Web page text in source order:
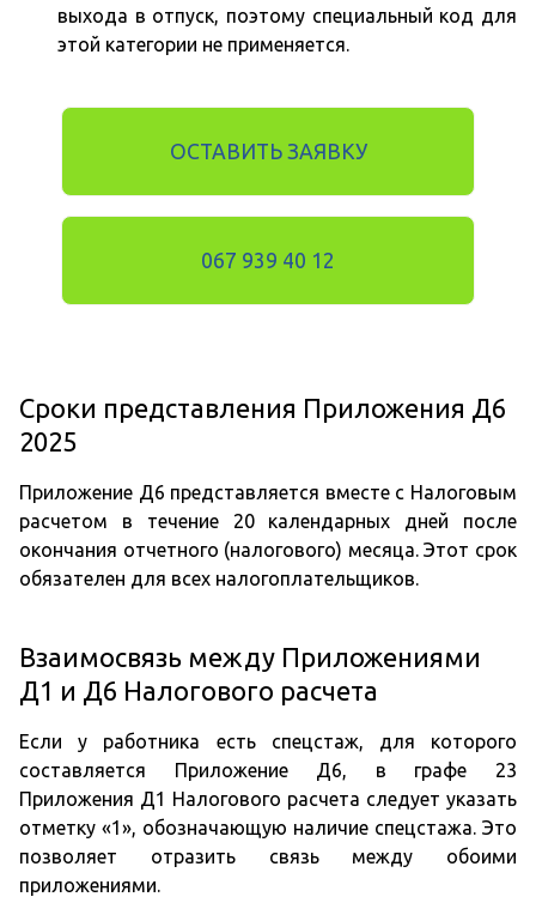
выхода в отпуск, поэтому специальный код для
этой категории не применяется.
ОСТАВИТЬ ЗАЯВКУ
067 939 40 12
Сроки представления Приложения Д6
2025
Приложение Д6 представляется вместе с Налоговым
расчетом в течение 20 календарных дней после
окончания отчетного (налогового) месяца. Этот срок
обязателен для всех налогоплательщиков.
Взаимосвязь между Приложениями
Д1 и Д6 Налогового расчета
Если у работника есть спецстаж, для которого
составляется Приложение Д6, в графе 23
Приложения Д1 Налогового расчета следует указать
отметку «1», обозначающую наличие спецстажа. Это
позволяет отразить связь между обоими
приложениями.